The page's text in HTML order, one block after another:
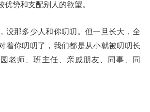
优势和支配别人的欲望。
没那多少人和你叨叨。但一旦长大，全
着你叨叨了，我们都是从小就被叨叨长
老师、班主任、亲戚朋友、同事、同